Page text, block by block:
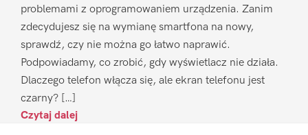
problemami z oprogramowaniem urządzenia. Zanim
zdecydujesz się na wymianę smartfona na nowy,
sprawdź, czy nie można go łatwo naprawić.
Podpowiadamy, co zrobić, gdy wyświetlacz nie działa.
Dlaczego telefon włącza się, ale ekran telefonu jest
czarny? […]
Czytaj dalej